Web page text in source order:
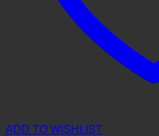
ADD TO WISHLIST